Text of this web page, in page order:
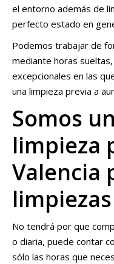
el entorno además de
perfecto estado en
Podemos trabajar de
mediante horas
excepcionales en las
una limpieza previa a
Somos
limpieza
Valencia
No tendrá por que
o diaria, puede contar
sólo las horas que